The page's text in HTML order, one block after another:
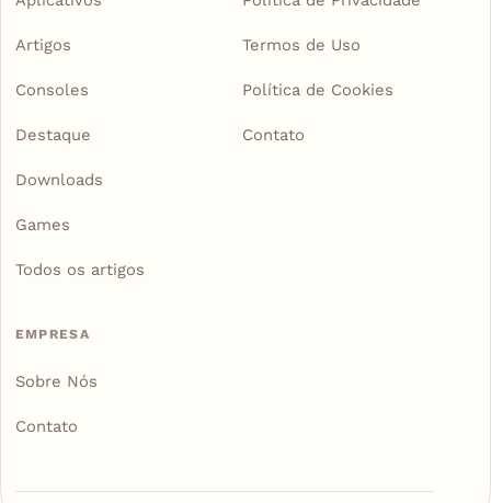
Artigos
Consoles
Destaque
Downloads
Games
Todos os artigos
Termos de Uso
Política de Cookies
Contato
EMPRESA
Sobre Nós
Contato